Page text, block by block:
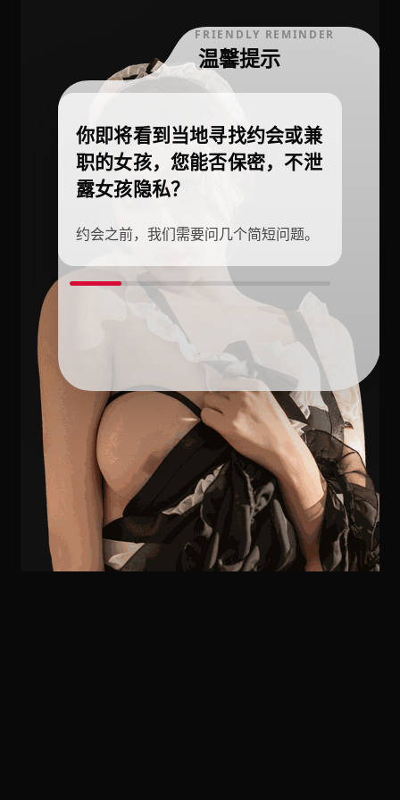
FRIENDLY REMINDER
温馨提示
你即将看到当地寻找约会或兼
职的女孩，您能否保密，不泄
露女孩隐私？
约会之前，我们需要问几个简短问题。